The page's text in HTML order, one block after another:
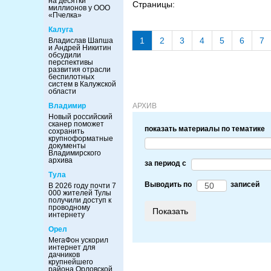
миллионов у ООО
«Пчелка»
Калуга
Владислав Шапша
и Андрей Никитин
обсудили
перспективы
развития отрасли
беспилотных
систем в Калужской
области
Владимир
Новый российский
сканер поможет
сохранить
крупноформатные
документы
Владимирского
архива
Тула
В 2026 году почти 7
000 жителей Тулы
получили доступ к
проводному
интернету
Орел
МегаФон ускорил
интернет для
дачников
крупнейшего
района Орловской
Страницы:
1 2 3 4 5 6 7
АРХИВ
показать материалы по тематике
за период c
Выводить по записей